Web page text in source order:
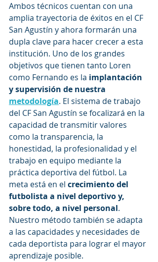
Ambos técnicos cuentan con una
amplia trayectoria de éxitos en el CF
San Agustín y ahora formarán una
dupla clave para hacer crecer a esta
institución. Uno de los grandes
objetivos que tienen tanto Loren
como Fernando es la implantación
y supervisión de nuestra
metodología. El sistema de trabajo
del CF San Agustín se focalizará en la
capacidad de transmitir valores
como la transparencia, la
honestidad, la profesionalidad y el
trabajo en equipo mediante la
práctica deportiva del fútbol. La
meta está en el crecimiento del
futbolista a nivel deportivo y,
sobre todo, a nivel personal.
Nuestro método también se adapta
a las capacidades y necesidades de
cada deportista para lograr el mayor
aprendizaje posible.